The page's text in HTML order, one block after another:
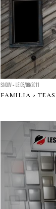
SNOW - LE 05/08/2011
FAMILIA 2